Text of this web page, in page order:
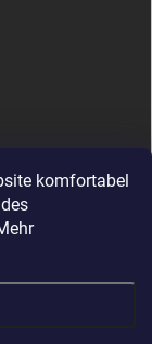
komfortabel